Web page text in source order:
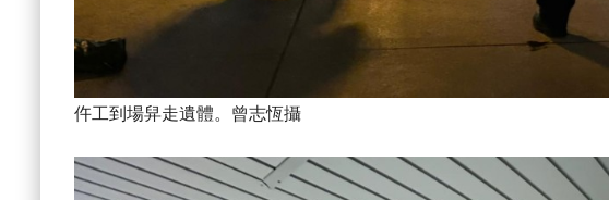
仵工到場舁走遺體。曾志恆攝